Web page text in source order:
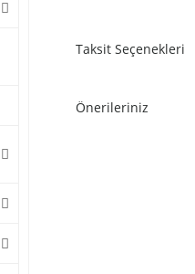
Taksit Seçenekleri
Önerileriniz